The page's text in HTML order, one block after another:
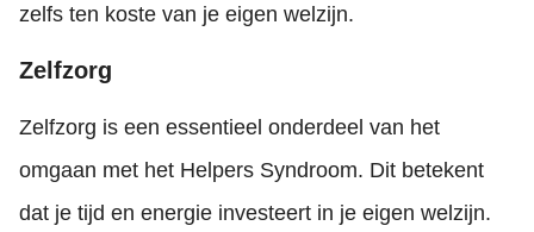
zelfs ten koste van je eigen welzijn.
Zelfzorg
Zelfzorg is een essentieel onderdeel van het
omgaan met het Helpers Syndroom. Dit betekent
dat je tijd en energie investeert in je eigen welzijn.